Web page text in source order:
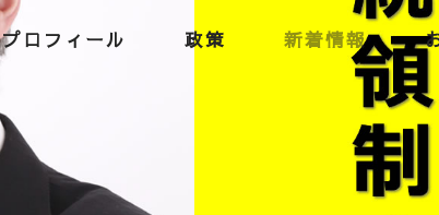
プロフィール 政策 新着情報